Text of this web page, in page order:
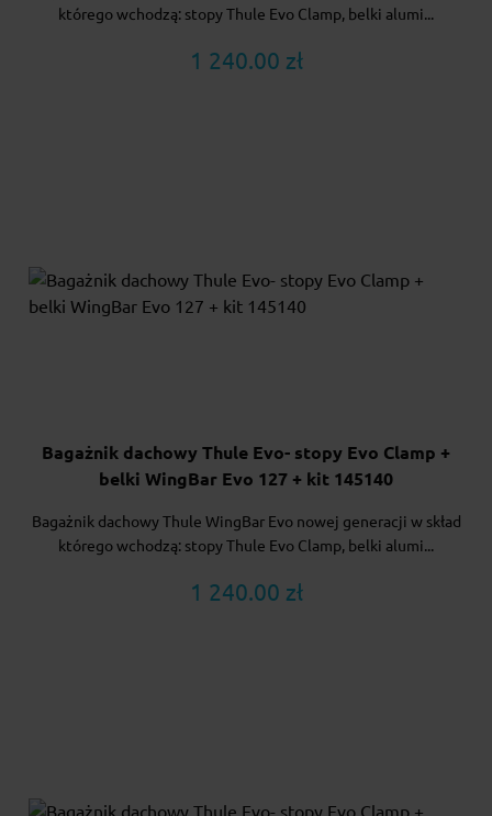
którego wchodzą: stopy Thule Evo Clamp, belki alumi...
1 240.00 zł
Bagażnik dachowy Thule Evo- stopy Evo Clamp +
belki WingBar Evo 127 + kit 145140
Bagażnik dachowy Thule WingBar Evo nowej generacji w skład
którego wchodzą: stopy Thule Evo Clamp, belki alumi...
1 240.00 zł